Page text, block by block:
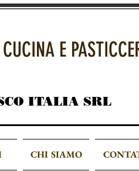
E
ITALIA SRL
CHI SIAMO